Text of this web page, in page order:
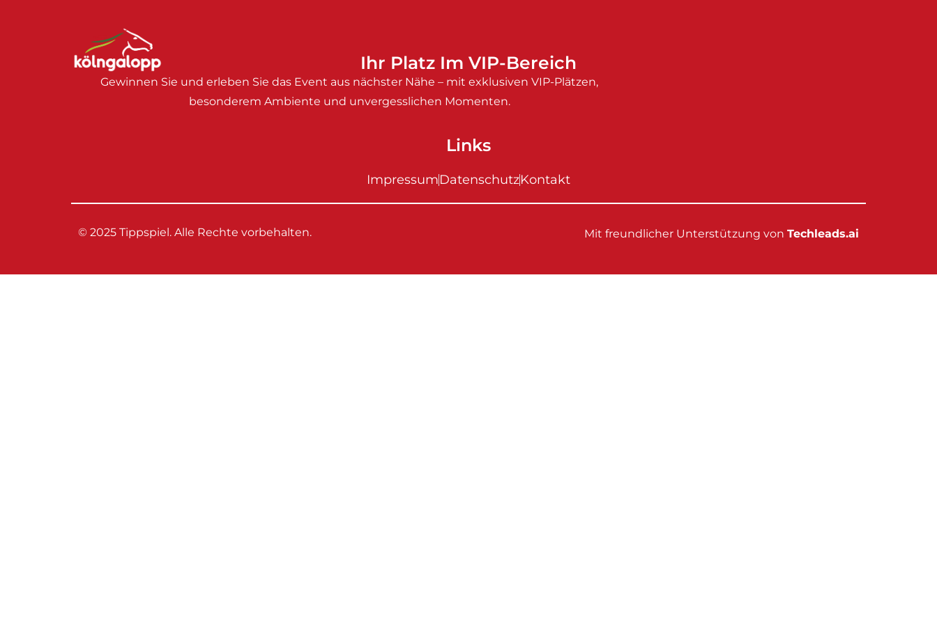
Ihr Platz Im VIP-Bereich
Gewinnen Sie und erleben Sie das Event aus nächster Nähe – mit exklusiven VIP-Plätzen,
besonderem Ambiente und unvergesslichen Momenten.
Links
ImpressumDatenschutzKontakt
© 2025 Tippspiel. Alle Rechte vorbehalten. Mit freundlicher Unterstützung von Techleads.ai